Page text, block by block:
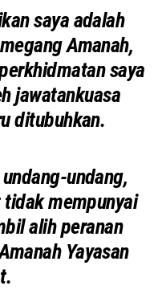
saya adalah
Amanah,
saya
jawatankuasa
ditubuhkan.
undang,
mempunyai
alih peranan
Yayasan